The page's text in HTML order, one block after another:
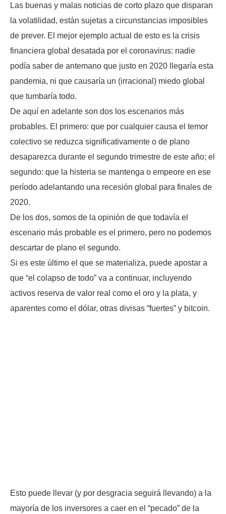
Las buenas y malas noticias de corto plazo que disparan
la volatilidad, están sujetas a circunstancias imposibles
de prever. El mejor ejemplo actual de esto es la crisis
financiera global desatada por el coronavirus: nadie
podía saber de antemano que justo en 2020 llegaría esta
pandemia, ni que causaría un (irracional) miedo global
que tumbaría todo.
De aquí en adelante son dos los escenarios más
probables. El primero: que por cualquier causa el temor
colectivo se reduzca significativamente o de plano
desaparezca durante el segundo trimestre de este año; el
segundo: que la histeria se mantenga o empeore en ese
período adelantando una recesión global para finales de
2020.
De los dos, somos de la opinión de que todavía el
escenario más probable es el primero, pero no podemos
descartar de plano el segundo.
Si es este último el que se materializa, puede apostar a
que “el colapso de todo” va a continuar, incluyendo
activos reserva de valor real como el oro y la plata, y
aparentes como el dólar, otras divisas “fuertes” y bitcoin.
Esto puede llevar (y por desgracia seguirá llevando) a la
mayoría de los inversores a caer en el “pecado” de la